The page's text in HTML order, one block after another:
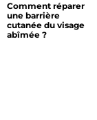
Comment réparer
une barrière
cutanée du visage
abîmée ?